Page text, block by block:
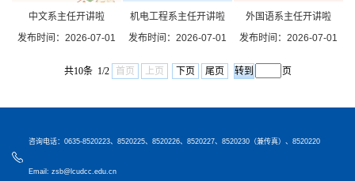
中文系主任开讲啦
发布时间：2026-07-01
机电工程系主任开讲啦
发布时间：2026-07-01
外国语系主任开讲啦
发布时间：2026-07-01
共10条 1/2 首页 上页 下页 尾页 页
咨询电话：0635-8520223、8520225、8520226、8520227、8520230（兼传真）、8520220
Email: zsb@lcudcc.edu.cn